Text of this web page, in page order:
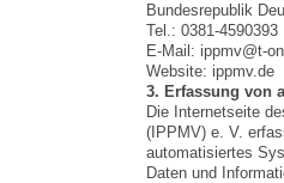
Bundesrepublik
Tel.: 0381-4590393
E-Mail: ippmv@t-
Website: ippmv.de
3. Erfassung von
Die Internetseite
(IPPMV) e. V.
automatisiertes
Daten und